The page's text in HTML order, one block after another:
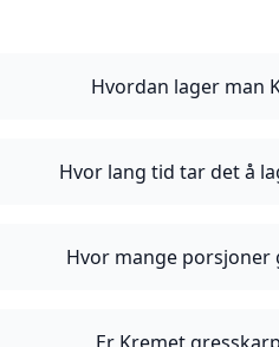
Hvordan lager man
Hvor lang tid tar det å
Hvor mange